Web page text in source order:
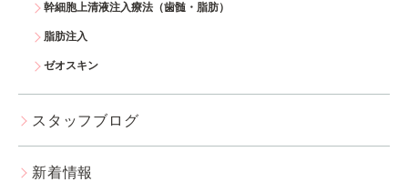
幹細胞上清液注入療法（歯髄・脂肪）
脂肪注入
ゼオスキン
スタッフブログ
新着情報